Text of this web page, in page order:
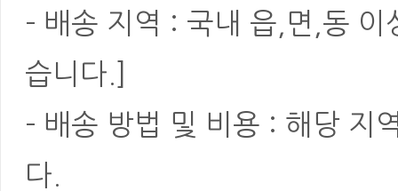
- 배송 지역 : 국내 읍,면,동
습니다.]
- 배송 방법 및 비용 : 해당 지
다.